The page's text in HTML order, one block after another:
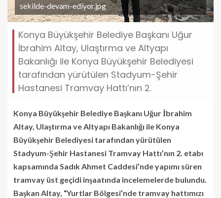
sekilde-devam-ediyor.jpg
Konya Büyükşehir Belediye Başkanı Uğur
İbrahim Altay, Ulaştırma ve Altyapı
Bakanlığı ile Konya Büyükşehir Belediyesi
tarafından yürütülen Stadyum-Şehir
Hastanesi Tramvay Hattı’nın 2.
Konya Büyükşehir Belediye Başkanı Uğur İbrahim
Altay, Ulaştırma ve Altyapı Bakanlığı ile Konya
Büyükşehir Belediyesi tarafından yürütülen
Stadyum-Şehir Hastanesi Tramvay Hattı’nın 2. etabı
kapsamında Sadık Ahmet Caddesi’nde yapımı süren
tramvay üst geçidi inşaatında incelemelerde bulundu.
Başkan Altay, “Yurtlar Bölgesi’nde tramvay hattımızı